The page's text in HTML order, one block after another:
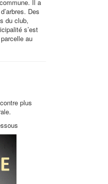
Il a
Des
du club,
s’est
au
plus